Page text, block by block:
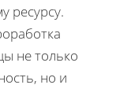
ресурсу.
не только
но и